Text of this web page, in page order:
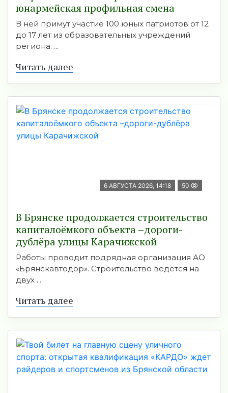
юнармейская профильная смена
В ней примут участие 100 юных патриотов от 12
до 17 лет из образовательных учреждений
региона. ...
Читать далее
6 АВГУСТА 2026, 14:18 50
В Брянске продолжается строительство
капиталоёмкого объекта –дороги-
дублёра улицы Карачижской
Работы проводит подрядная организация АО
«Брянскавтодор». Строительство ведётся на
двух ...
Читать далее